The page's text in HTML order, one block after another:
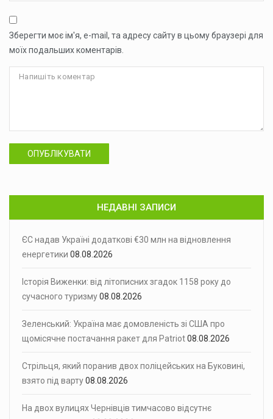
Зберегти моє ім'я, e-mail, та адресу сайту в цьому браузері для
моїх подальших коментарів.
ОПУБЛІКУВАТИ
НЕДАВНІ ЗАПИСИ
ЄС надав Україні додаткові €30 млн на відновлення
енергетики 08.08.2026
Історія Виженки: від літописних згадок 1158 року до
сучасного туризму08.08.2026
Зеленський: Україна має домовленість зі США про
щомісячне постачання ракет для Patriot08.08.2026
Стрільця, який поранив двох поліцейських на Буковині,
взято під варту08.08.2026
На двох вулицях Чернівців тимчасово відсутнє